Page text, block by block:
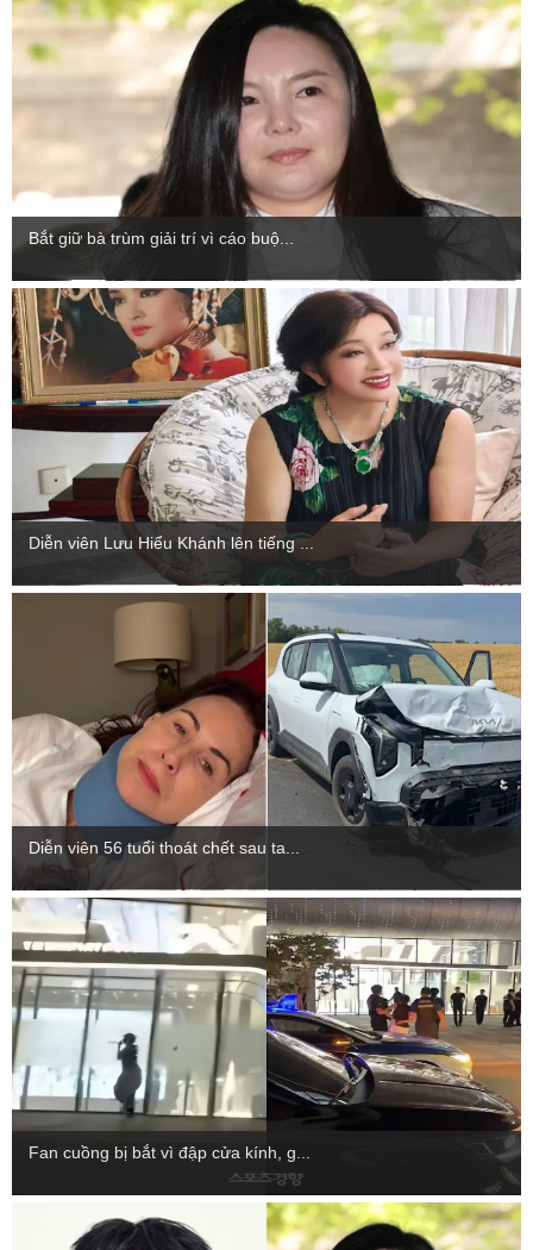
Bắt giữ bà trùm giải trí vì cáo buộ...
Diễn viên Lưu Hiểu Khánh lên tiếng ...
Diễn viên 56 tuổi thoát chết sau ta...
Fan cuồng bị bắt vì đập cửa kính, g...